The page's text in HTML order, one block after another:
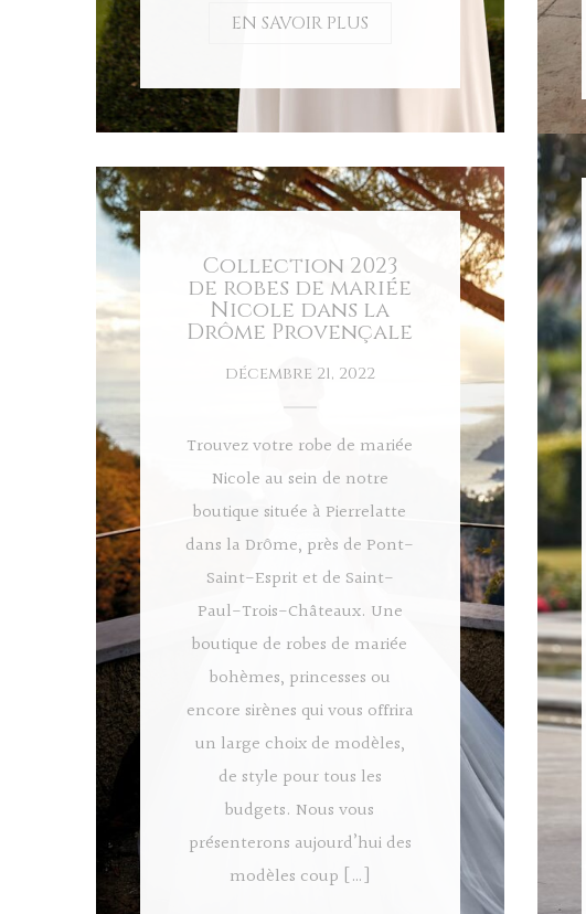
EN SAVOIR PLUS
Collection 2023
de robes de mariée
Nicole dans la
Drôme Provençale
décembre 21, 2022
Trouvez votre robe de mariée
Nicole au sein de notre
boutique située à Pierrelatte
dans la Drôme, près de Pont-
Saint-Esprit et de Saint-
Paul-Trois-Châteaux. Une
boutique de robes de mariée
bohèmes, princesses ou
encore sirènes qui vous offrira
un large choix de modèles,
de style pour tous les
budgets. Nous vous
présenterons aujourd’hui des
modèles coup […]